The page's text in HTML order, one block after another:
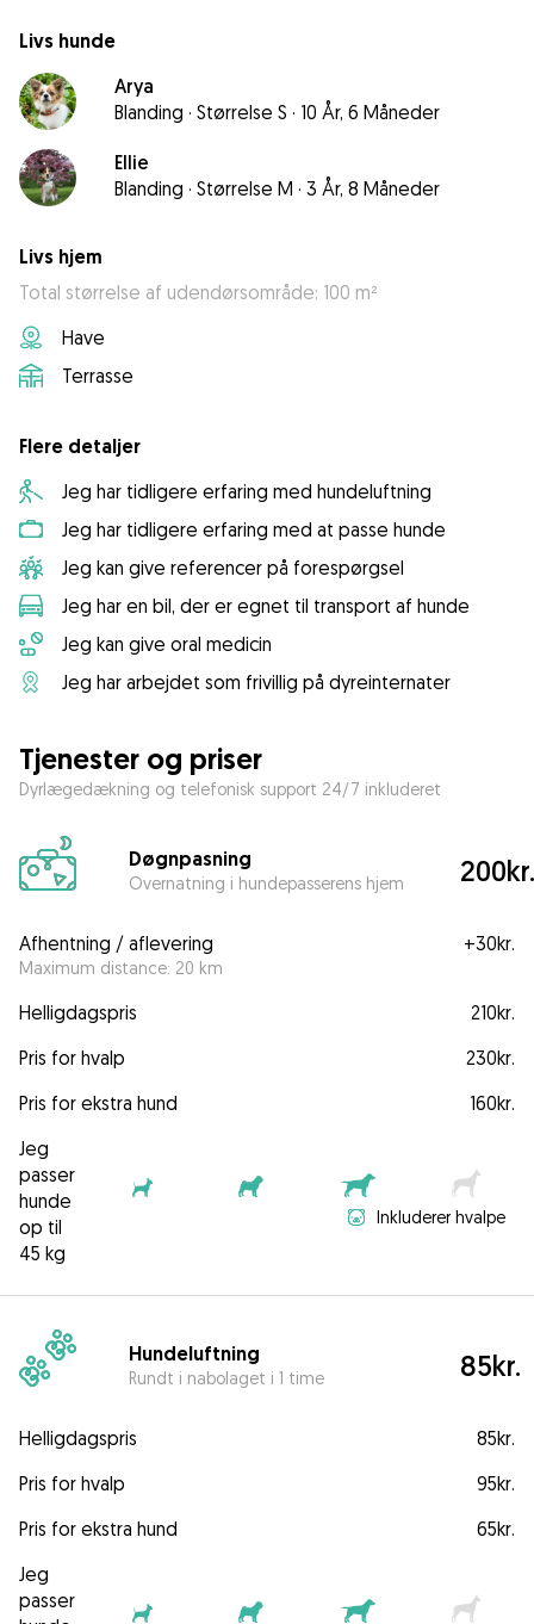
Livs hunde
Arya
Blanding · Størrelse S · 10 År, 6 Måneder
Ellie
Blanding · Størrelse M · 3 År, 8 Måneder
Livs hjem
Total størrelse af udendørsområde: 100 m²
Have
Terrasse
Flere detaljer
Jeg har tidligere erfaring med hundeluftning
Jeg har tidligere erfaring med at passe hunde
Jeg kan give referencer på forespørgsel
Jeg har en bil, der er egnet til transport af hunde
Jeg kan give oral medicin
Jeg har arbejdet som frivillig på dyreinternater
Tjenester og priser
Dyrlægedækning og telefonisk support 24/7 inkluderet
Døgnpasning
Overnatning i hundepasserens hjem 200kr.
Afhentning / aflevering
Maximum distance: 20 km
+30kr.
Helligdagspris
210kr.
Pris for hvalp
230kr.
Pris for ekstra hund
160kr.
Jeg
passer
hunde
op til
45 kg
Inkluderer hvalpe
Hundeluftning
Rundt i nabolaget i 1 time 85kr.
Helligdagspris
85kr.
Pris for hvalp
95kr.
Pris for ekstra hund
65kr.
Jeg
passer